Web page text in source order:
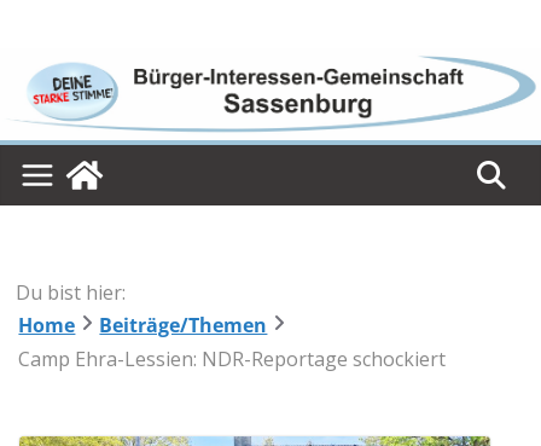
content
Du bist hier:
Home
Beiträge/Themen
Camp Ehra-Lessien: NDR-Reportage schockiert